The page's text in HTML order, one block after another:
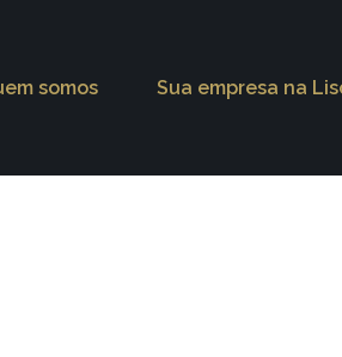
somos Sua empresa na